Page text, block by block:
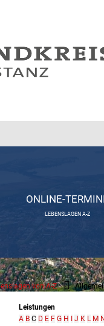
ONLINE-
LEBENSLAGEN A-Z
von A-Z
Leistungen
A B C D E F G H I J K L M